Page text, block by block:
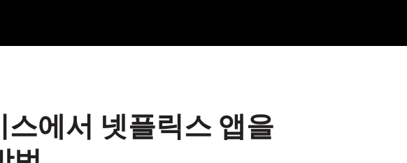
에서 넷플릭스 앱을